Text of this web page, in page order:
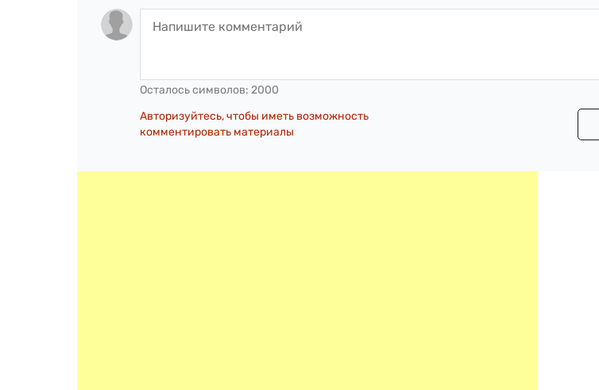
Осталось символов: 2000
Авторизуйтесь, чтобы иметь возможность
комментировать материалы